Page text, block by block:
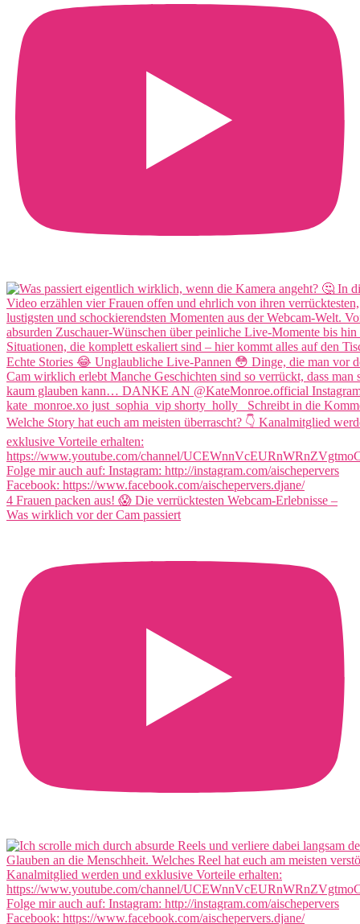
4 Frauen packen aus! 😱 Die verrücktesten Webcam-Erlebnisse –
Was wirklich vor der Cam passiert